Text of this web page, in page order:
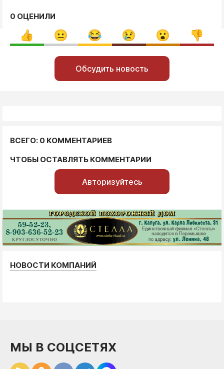
0 ОЦЕНИЛИ
Обсудить новость
ВСЕГО: 0 КОММЕНТАРИЕВ
ЧТОБЫ ОСТАВЛЯТЬ КОММЕНТАРИИ
Авторизуйтесь
НОВОСТИ КОМПАНИЙ
МЫ В СОЦСЕТЯХ